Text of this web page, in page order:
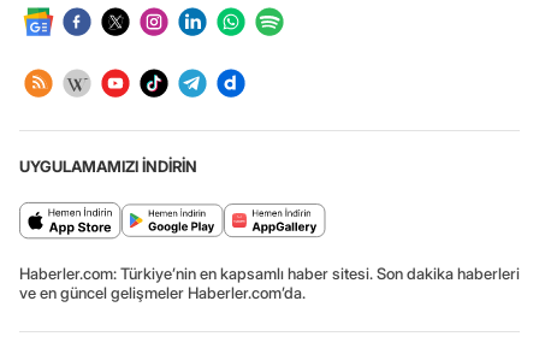
UYGULAMAMIZI İNDİRİN
Haberler.com: Türkiye’nin en kapsamlı haber sitesi. Son dakika haberleri
ve en güncel gelişmeler Haberler.com’da.